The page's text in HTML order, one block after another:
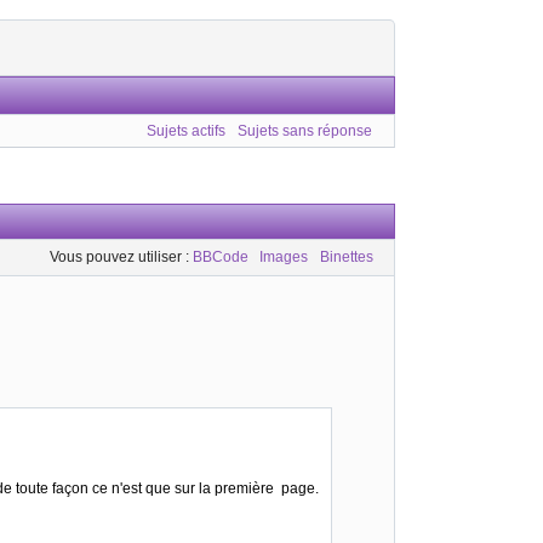
Sujets actifs Sujets sans réponse
Vous pouvez utiliser : BBCode Images Binettes